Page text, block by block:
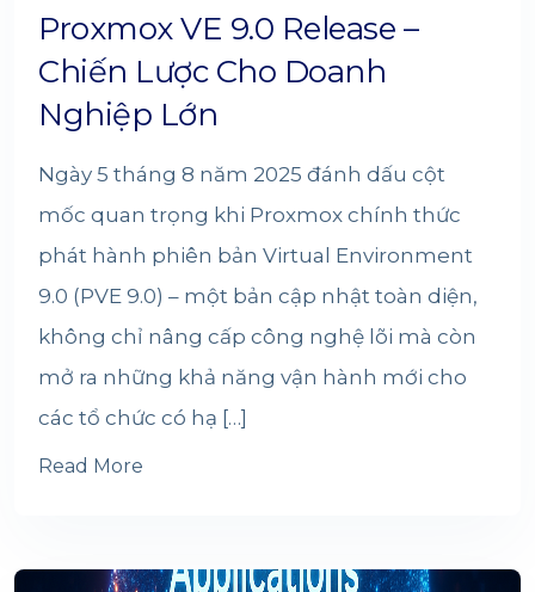
Proxmox VE 9.0 Release –
Chiến Lược Cho Doanh
Nghiệp Lớn
Ngày 5 tháng 8 năm 2025 đánh dấu cột
mốc quan trọng khi Proxmox chính thức
phát hành phiên bản Virtual Environment
9.0 (PVE 9.0) – một bản cập nhật toàn diện,
không chỉ nâng cấp công nghệ lõi mà còn
mở ra những khả năng vận hành mới cho
các tổ chức có hạ […]
Read More